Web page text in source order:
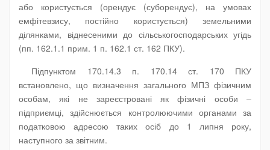
або користується (орендує (суборендує), на умовах
емфітевзису, постійно користується) земельними
ділянками, віднесеними до сільськогосподарських угідь
(пп. 162.1.1 прим. 1 п. 162.1 ст. 162 ПКУ).
Підпунктом 170.14.3 п. 170.14 ст. 170 ПКУ
встановлено, що визначення загального МПЗ фізичним
особам, які не зареєстровані як фізичні особи –
підприємці, здійснюється контролюючими органами за
податковою адресою таких осіб до 1 липня року,
наступного за звітним.